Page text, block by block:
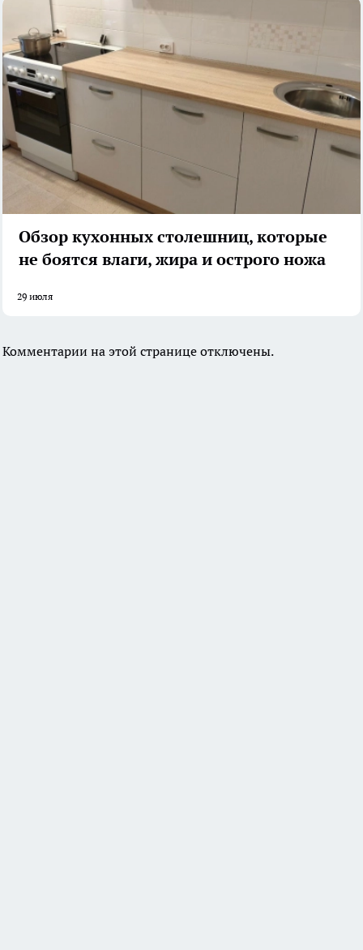
Обзор кухонных столешниц, которые
не боятся влаги, жира и острого ножа
29 июля
Комментарии на этой странице отключены.